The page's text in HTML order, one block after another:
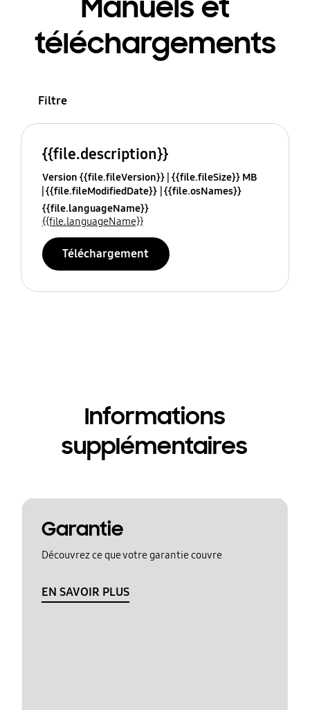
Manuels et
téléchargements
Filtre
{{file.description}}
Version {{file.fileVersion}} {{file.fileSize}} MB
{{file.fileModifiedDate}} {{file.osNames}}
{{file.languageName}}
{{file.languageName}}
Téléchargement
Informations
supplémentaires
Garantie
Découvrez ce que votre garantie couvre
EN SAVOIR PLUS